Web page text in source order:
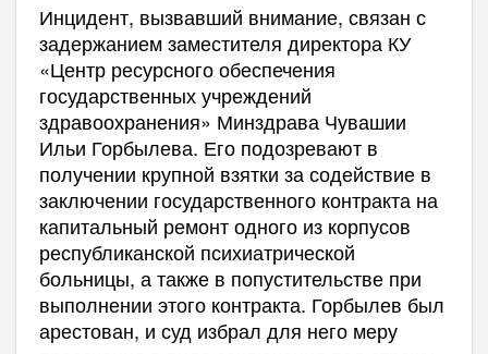
Инцидент, вызвавший внимание, связан с
задержанием заместителя директора КУ
«Центр ресурсного обеспечения
государственных учреждений
здравоохранения» Минздрава Чувашии
Ильи Горбылева. Его подозревают в
получении крупной взятки за содействие в
заключении государственного контракта на
капитальный ремонт одного из корпусов
республиканской психиатрической
больницы, а также в попустительстве при
выполнении этого контракта. Горбылев был
арестован, и суд избрал для него меру